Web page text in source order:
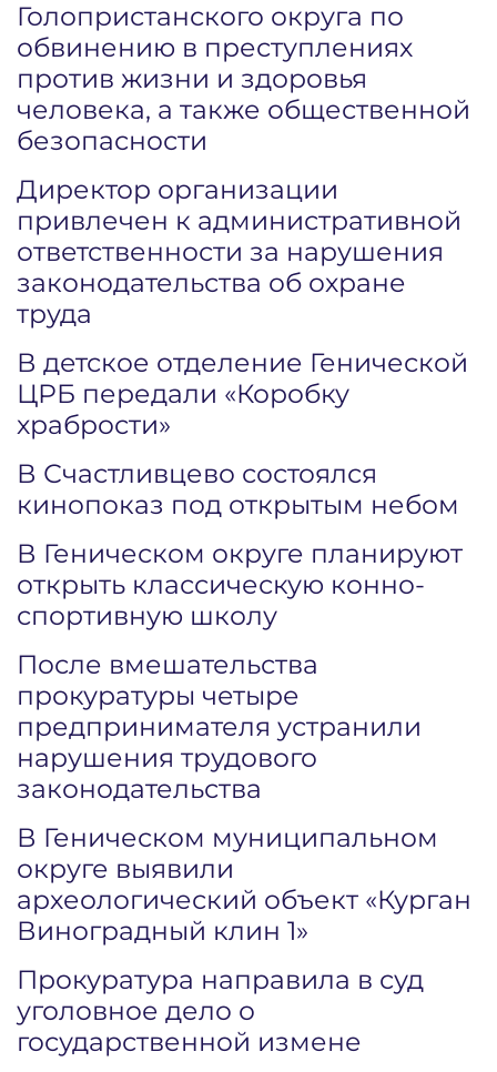
Голопристанского округа по
обвинению в преступлениях
против жизни и здоровья
человека, а также общественной
безопасности
Директор организации
привлечен к административной
ответственности за нарушения
законодательства об охране
труда
В детское отделение Генической
ЦРБ передали «Коробку
храбрости»
В Счастливцево состоялся
кинопоказ под открытым небом
В Геническом округе планируют
открыть классическую конно-
спортивную школу
После вмешательства
прокуратуры четыре
предпринимателя устранили
нарушения трудового
законодательства
В Геническом муниципальном
округе выявили
археологический объект «Курган
Виноградный клин 1»
Прокуратура направила в суд
уголовное дело о
государственной измене